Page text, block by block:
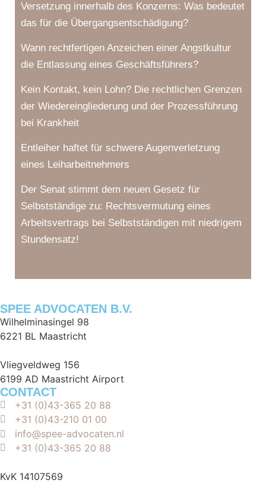
Versetzung innerhalb des Konzerns: Was bedeutet
das für die Übergangsentschädigung?
Wann rechtfertigen Anzeichen einer Angstkultur
die Entlassung eines Geschäftsführers?
Kein Kontakt, kein Lohn? Die rechtlichen Grenzen
der Wiedereingliederung und der Prozessführung
bei Krankheit
Entleiher haftet für schwere Augenverletzung
eines Leiharbeitnehmers
Der Senat stimmt dem neuen Gesetz für
Selbstständige zu: Rechtsvermutung eines
Arbeitsvertrags bei Selbstständigen mit niedrigem
Stundensatz!
SPEE ADVOCATEN B.V.
Wilhelminasingel 98
6221 BL Maastricht
Vliegveldweg 156
6199 AD Maastricht Airport
CONTACT
+31 (0)43-365 20 88
+31 (0)43-210 01 00
info@spee-advocaten.nl
+31 (0)43-365 20 88
KvK 14107569